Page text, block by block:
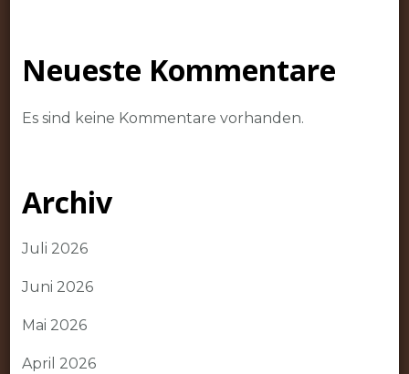
Neueste Kommentare
Es sind keine Kommentare vorhanden.
Archiv
Juli 2026
Juni 2026
Mai 2026
April 2026